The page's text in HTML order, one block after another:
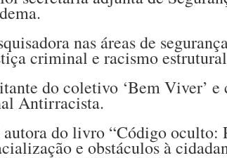
nas áreas de
criminal e racismo
do coletivo ‘Bem Viver’ e
Antirracista.
autora do livro “Código
e obstáculos à